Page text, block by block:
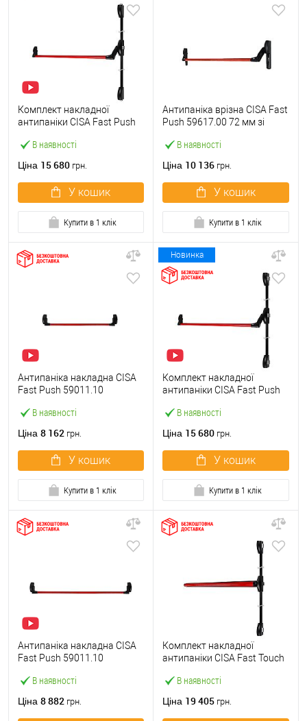
В наявності
Комплект накладної
антипаніки CISA Fast Push
точковий вверх-вниз
Ціна 15 680 грн.
У кошик
Купити в 1 клік
В наявності
Антипаніка врізна CISA Fast
Push 59617.00 72 мм зі
Ціна 10 136 грн.
У кошик
Купити в 1 клік
В наявності
Антипаніка накладна CISA
Fast Push 59011.10
штангою 900 мм червона
Ціна 8 162 грн.
У кошик
Купити в 1 клік
Новинка
В наявності
Комплект накладної
антипаніки CISA Fast Push
точковий вбік червона
Ціна 15 680 грн.
У кошик
Купити в 1 клік
В наявності
Антипаніка накладна CISA
Fast Push 59011.10
штангою 1500 мм червона
Ціна 8 882 грн.
В наявності
Комплект накладної
антипаніки CISA Fast Touch
точковий вбік червона
Ціна 19 405 грн.